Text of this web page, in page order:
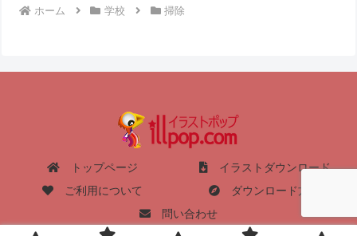
ホーム 学校 掃除
トップページ
イラストダウンロード
ご利用について
ダウンロード方法
問い合わせ